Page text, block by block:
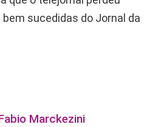
sucedidas do Jornal da
Marckezini